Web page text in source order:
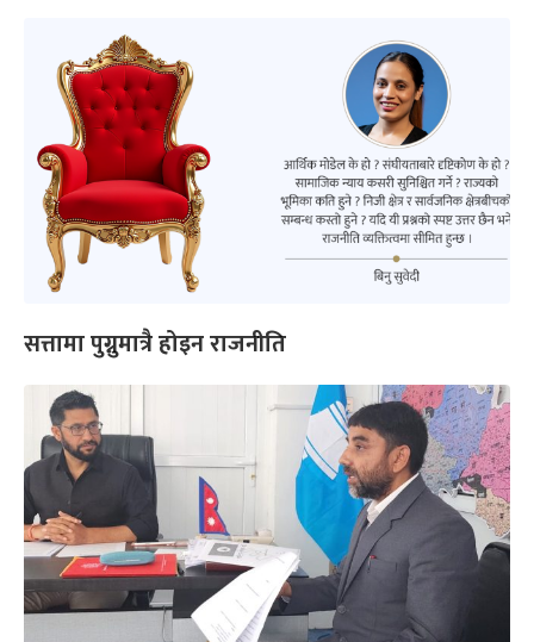
सत्तामा पुग्नुमात्रै होइन राजनीति